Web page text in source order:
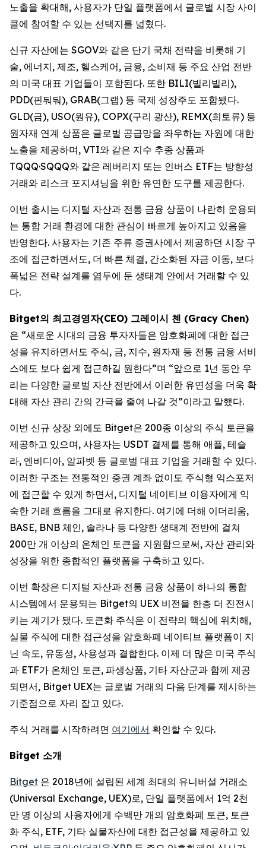
노출을 확대해, 사용자가 단일 플랫폼에서 글로벌 시장 사이
클에 참여할 수 있는 선택지를 넓혔다.
신규 자산에는 SGOV와 같은 단기 국채 전략을 비롯해 기
술, 에너지, 제조, 헬스케어, 금융, 소비재 등 주요 산업 전반
의 미국 대표 기업들이 포함된다. 또한 BILI(빌리빌리),
PDD(핀둬둬), GRAB(그랩) 등 국제 성장주도 포함됐다.
GLD(금), USO(원유), COPX(구리 광산), REMX(희토류) 등
원자재 연계 상품은 글로벌 공급망을 좌우하는 자원에 대한
노출을 제공하며, VTI와 같은 지수 추종 상품과
TQQQ·SQQQ와 같은 레버리지 또는 인버스 ETF는 방향성
거래와 리스크 포지셔닝을 위한 유연한 도구를 제공한다.
이번 출시는 디지털 자산과 전통 금융 상품이 나란히 운용되
는 통합 거래 환경에 대한 관심이 빠르게 높아지고 있음을
반영한다. 사용자는 기존 주류 증권사에서 제공하던 시장 구
조에 접근하면서도, 더 빠른 체결, 간소화된 자금 이동, 보다
폭넓은 전략 설계를 염두에 둔 생태계 안에서 거래할 수 있
다.
Bitget의 최고경영자(CEO) 그레이시 첸 (Gracy Chen)
은 “새로운 시대의 금융 투자자들은 암호화폐에 대한 접근
성을 유지하면서도 주식, 금, 지수, 원자재 등 전통 금융 서비
스에도 보다 쉽게 접근하길 원한다”며 “앞으로 1년 동안 우
리는 다양한 글로벌 자산 전반에서 이러한 유연성을 더욱 확
대해 자산 관리 간의 간극을 줄여 나갈 것”이라고 말했다.
이번 신규 상장 외에도 Bitget은 200종 이상의 주식 토큰을
제공하고 있으며, 사용자는 USDT 결제를 통해 애플, 테슬
라, 엔비디아, 알파벳 등 글로벌 대표 기업을 거래할 수 있다.
이러한 구조는 전통적인 증권 계좌 없이도 주식형 익스포저
에 접근할 수 있게 하면서, 디지털 네이티브 이용자에게 익
숙한 거래 흐름을 그대로 유지한다. 여기에 더해 이더리움,
BASE, BNB 체인, 솔라나 등 다양한 생태계 전반에 걸쳐
200만 개 이상의 온체인 토큰을 지원함으로써, 자산 관리와
성장을 위한 종합적인 플랫폼을 구축하고 있다.
이번 확장은 디지털 자산과 전통 금융 상품이 하나의 통합
시스템에서 운용되는 Bitget의 UEX 비전을 한층 더 진전시
키는 계기가 됐다. 토큰화 주식은 이 전략의 핵심에 위치해,
실물 주식에 대한 접근성을 암호화폐 네이티브 플랫폼이 지
닌 속도, 유동성, 사용성과 결합한다. 이제 더 많은 미국 주식
과 ETF가 온체인 토큰, 파생상품, 기타 자산군과 함께 제공
되면서, Bitget UEX는 글로벌 거래의 다음 단계를 제시하는
기준점으로 자리 잡고 있다.
주식 거래를 시작하려면 여기에서 확인할 수 있다.
Bitget 소개
Bitget 은 2018년에 설립된 세계 최대의 유니버설 거래소
(Universal Exchange, UEX)로, 단일 플랫폼에서 1억 2천
만 명 이상의 사용자에게 수백만 개의 암호화폐 토큰, 토큰
화 주식, ETF, 기타 실물자산에 대한 접근성을 제공하고 있